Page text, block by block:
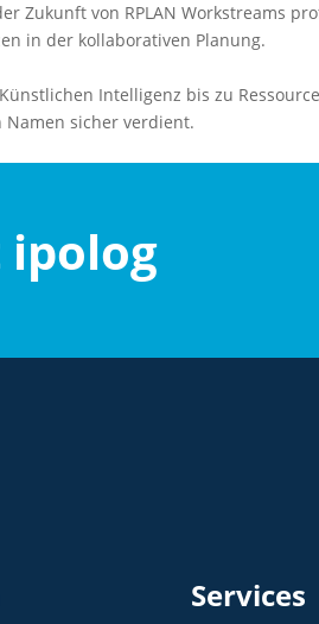
Zukunft von RPLAN Workstreams
in der kollaborativen Planung.
Intelligenz bis zu
sicher verdient.
Services